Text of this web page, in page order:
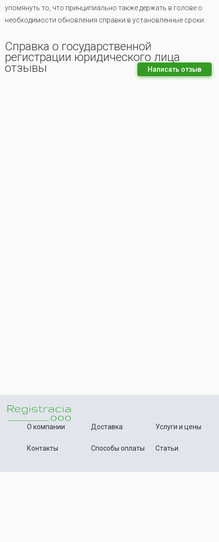
упомянуть то, что принципиально также держать в голове о
необходимости обновления справки в установленные сроки.
Справка о государственной
регистрации юридического лица
отзывы Написать отзыв
О компании
Контакты
Доставка
Способы оплаты
Услуги и цены
Статьи